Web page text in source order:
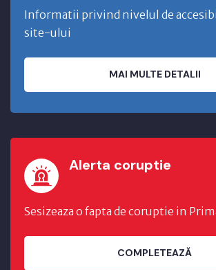
Informatii privind nivelul de
site-ului
MAI MULTE DETALII
Alerta coruptie
Sesizeaza o fapta de coruptie in
COMPLETEAZĂ